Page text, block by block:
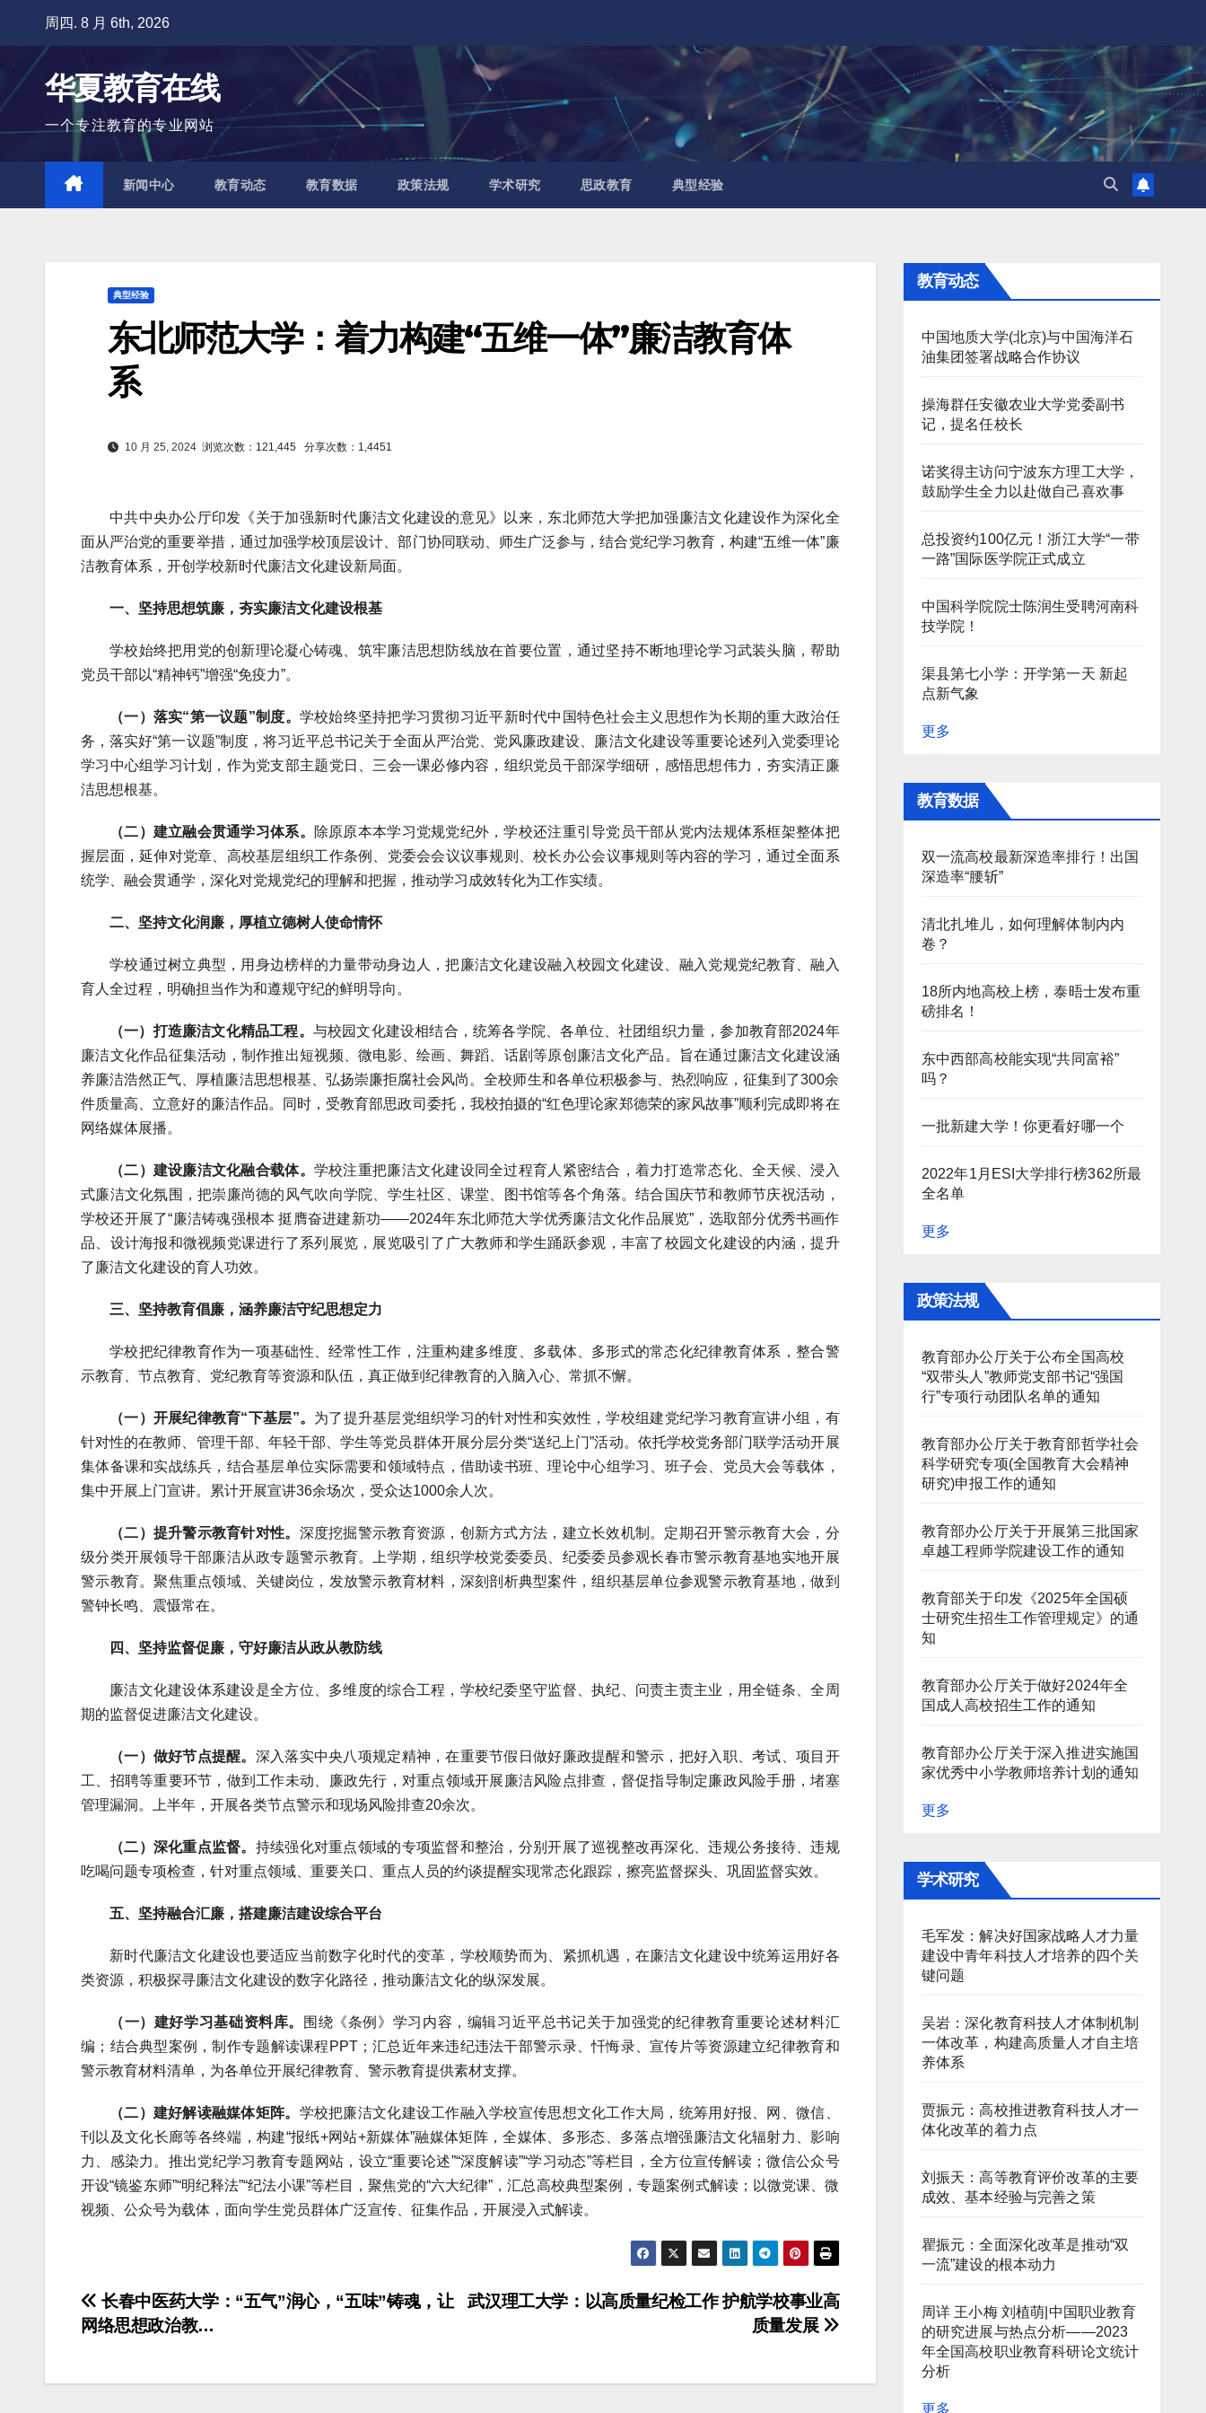
容
周四. 8 月 6th, 2026
华夏教育在线
一个专注教育的专业网站
新闻中心 教育动态 教育数据 政策法规 学术研究 思政教育 典型经验
典型经验
东北师范大学：着力构建“五维一体”廉洁教育体
系
10 月 25, 2024 浏览次数：121,445 分享次数：1,4451
中共中央办公厅印发《关于加强新时代廉洁文化建设的意见》以来，东北师范大学把加强廉洁文化建设作为深化全
面从严治党的重要举措，通过加强学校顶层设计、部门协同联动、师生广泛参与，结合党纪学习教育，构建“五维一体”廉
洁教育体系，开创学校新时代廉洁文化建设新局面。
一、坚持思想筑廉，夯实廉洁文化建设根基
学校始终把用党的创新理论凝心铸魂、筑牢廉洁思想防线放在首要位置，通过坚持不断地理论学习武装头脑，帮助
党员干部以“精神钙”增强“免疫力”。
（一）落实“第一议题”制度。 学校始终坚持把学习贯彻习近平新时代中国特色社会主义思想作为长期的重大政治任
务，落实好“第一议题”制度，将习近平总书记关于全面从严治党、党风廉政建设、廉洁文化建设等重要论述列入党委理论
学习中心组学习计划，作为党支部主题党日、三会一课必修内容，组织党员干部深学细研，感悟思想伟力，夯实清正廉
洁思想根基。
（二）建立融会贯通学习体系。
除原原本本学习党规党纪外，学校还注重引导党员干部从党内法规体系框架整体把
握层面，延伸对党章、高校基层组织工作条例、党委会会议议事规则、校长办公会议事规则等内容的学习，通过全面系
统学、融会贯通学，深化对党规党纪的理解和把握，推动学习成效转化为工作实绩。
二、坚持文化润廉，厚植立德树人使命情怀
学校通过树立典型，用身边榜样的力量带动身边人，把廉洁文化建设融入校园文化建设、融入党规党纪教育、融入
育人全过程，明确担当作为和遵规守纪的鲜明导向。
（一）打造廉洁文化精品工程。 与校园文化建设相结合，统筹各学院、各单位、社团组织力量，参加教育部2024年
廉洁文化作品征集活动，制作推出短视频、微电影、绘画、舞蹈、话剧等原创廉洁文化产品。旨在通过廉洁文化建设涵
养廉洁浩然正气、厚植廉洁思想根基、弘扬崇廉拒腐社会风尚。全校师生和各单位积极参与、热烈响应，征集到了300余
件质量高、立意好的廉洁作品。同时，受教育部思政司委托，我校拍摄的“红色理论家郑德荣的家风故事”顺利完成即将在
网络媒体展播。
（二）建设廉洁文化融合载体。 学校注重把廉洁文化建设同全过程育人紧密结合，着力打造常态化、全天候、浸入
式廉洁文化氛围，把崇廉尚德的风气吹向学院、学生社区、课堂、图书馆等各个角落。结合国庆节和教师节庆祝活动，
学校还开展了“廉洁铸魂强根本 挺膺奋进建新功——2024年东北师范大学优秀廉洁文化作品展览”，选取部分优秀书画作
品、设计海报和微视频党课进行了系列展览，展览吸引了广大教师和学生踊跃参观，丰富了校园文化建设的内涵，提升
了廉洁文化建设的育人功效。
三、坚持教育倡廉，涵养廉洁守纪思想定力
学校把纪律教育作为一项基础性、经常性工作，注重构建多维度、多载体、多形式的常态化纪律教育体系，整合警
示教育、节点教育、党纪教育等资源和队伍，真正做到纪律教育的入脑入心、常抓不懈。
（一）开展纪律教育“下基层”。 为了提升基层党组织学习的针对性和实效性，学校组建党纪学习教育宣讲小组，有
针对性的在教师、管理干部、年轻干部、学生等党员群体开展分层分类“送纪上门”活动。依托学校党务部门联学活动开展
集体备课和实战练兵，结合基层单位实际需要和领域特点，借助读书班、理论中心组学习、班子会、党员大会等载体，
集中开展上门宣讲。累计开展宣讲36余场次，受众达1000余人次。
（二）提升警示教育针对性。 深度挖掘警示教育资源，创新方式方法，建立长效机制。定期召开警示教育大会，分
级分类开展领导干部廉洁从政专题警示教育。上学期，组织学校党委委员、纪委委员参观长春市警示教育基地实地开展
警示教育。聚焦重点领域、关键岗位，发放警示教育材料，深刻剖析典型案件，组织基层单位参观警示教育基地，做到
警钟长鸣、震慑常在。
四、坚持监督促廉，守好廉洁从政从教防线
廉洁文化建设体系建设是全方位、多维度的综合工程，学校纪委坚守监督、执纪、问责主责主业，用全链条、全周
期的监督促进廉洁文化建设。
（一）做好节点提醒。 深入落实中央八项规定精神，在重要节假日做好廉政提醒和警示，把好入职、考试、项目开
工、招聘等重要环节，做到工作未动、廉政先行，对重点领域开展廉洁风险点排查，督促指导制定廉政风险手册，堵塞
管理漏洞。上半年，开展各类节点警示和现场风险排查20余次。
（二）深化重点监督。 持续强化对重点领域的专项监督和整治，分别开展了巡视整改再深化、违规公务接待、违规
吃喝问题专项检查，针对重点领域、重要关口、重点人员的约谈提醒实现常态化跟踪，擦亮监督探头、巩固监督实效。
五、坚持融合汇廉，搭建廉洁建设综合平台
新时代廉洁文化建设也要适应当前数字化时代的变革，学校顺势而为、紧抓机遇，在廉洁文化建设中统筹运用好各
类资源，积极探寻廉洁文化建设的数字化路径，推动廉洁文化的纵深发展。
（一）建好学习基础资料库。
围绕《条例》学习内容，编辑习近平总书记关于加强党的纪律教育重要论述材料汇
编；结合典型案例，制作专题解读课程PPT；汇总近年来违纪违法干部警示录、忏悔录、宣传片等资源建立纪律教育和
警示教育材料清单，为各单位开展纪律教育、警示教育提供素材支撑。
（二）建好解读融媒体矩阵。 学校把廉洁文化建设工作融入学校宣传思想文化工作大局，统筹用好报、网、微信、
刊以及文化长廊等各终端，构建“报纸+网站+新媒体”融媒体矩阵，全媒体、多形态、多落点增强廉洁文化辐射力、影响
力、感染力。推出党纪学习教育专题网站，设立“重要论述”“深度解读”“学习动态”等栏目，全方位宣传解读；微信公众号
开设“镜鉴东师”“明纪释法”“纪法小课”等栏目，聚焦党的“六大纪律”，汇总高校典型案例，专题案例式解读；以微党课、微
视频、公众号为载体，面向学生党员群体广泛宣传、征集作品，开展浸入式解读。
文
章
导
武汉理工大学：以高质量纪检工作 护航学校事业高
质量发展
长春中医药大学：“五气”润心，“五味”铸魂，让
网络思想政治教…
教育动态
中国地质大学(北京)与中国海洋石
油集团签署战略合作协议
操海群任安徽农业大学党委副书
记，提名任校长
诺奖得主访问宁波东方理工大学，
鼓励学生全力以赴做自己喜欢事
总投资约100亿元！浙江大学“一带
一路”国际医学院正式成立
中国科学院院士陈润生受聘河南科
技学院！
渠县第七小学：开学第一天 新起
点新气象
更多
教育数据
双一流高校最新深造率排行！出国
深造率“腰斩”
清北扎堆儿，如何理解体制内内
卷？
18所内地高校上榜，泰晤士发布重
磅排名！
东中西部高校能实现“共同富裕”
吗？
一批新建大学！你更看好哪一个
2022年1月ESI大学排行榜362所最
全名单
更多
政策法规
教育部办公厅关于公布全国高校
“双带头人”教师党支部书记“强国
行”专项行动团队名单的通知
教育部办公厅关于教育部哲学社会
科学研究专项(全国教育大会精神
研究)申报工作的通知
教育部办公厅关于开展第三批国家
卓越工程师学院建设工作的通知
教育部关于印发《2025年全国硕
士研究生招生工作管理规定》的通
知
教育部办公厅关于做好2024年全
国成人高校招生工作的通知
教育部办公厅关于深入推进实施国
家优秀中小学教师培养计划的通知
更多
学术研究
毛军发：解决好国家战略人才力量
建设中青年科技人才培养的四个关
键问题
吴岩：深化教育科技人才体制机制
一体改革，构建高质量人才自主培
养体系
贾振元：高校推进教育科技人才一
体化改革的着力点
刘振天：高等教育评价改革的主要
成效、基本经验与完善之策
瞿振元：全面深化改革是推动“双
一流”建设的根本动力
周详 王小梅 刘植萌|中国职业教育
的研究进展与热点分析——2023
年全国高校职业教育科研论文统计
分析
更多